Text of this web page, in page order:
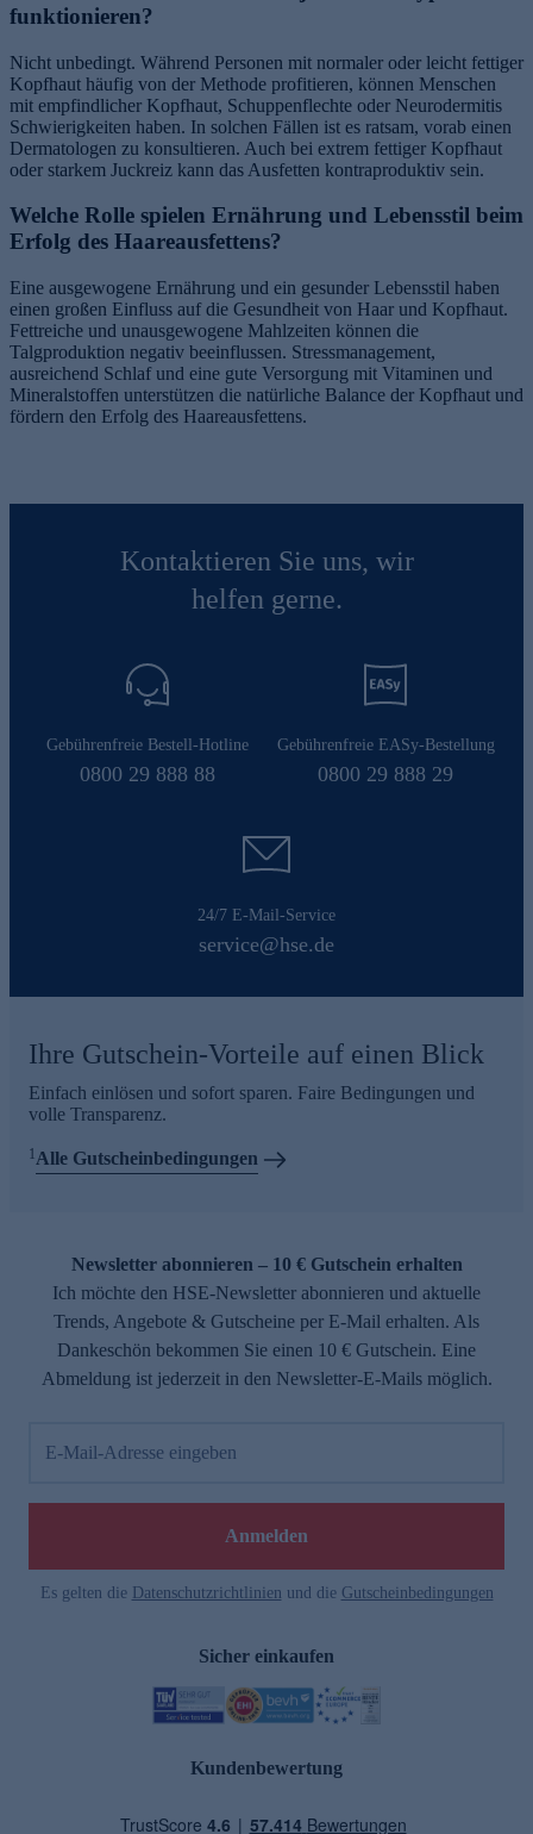
funktionieren?
Nicht unbedingt. Während Personen mit normaler oder leicht fettiger
Kopfhaut häufig von der Methode profitieren, können Menschen
mit empfindlicher Kopfhaut, Schuppenflechte oder Neurodermitis
Schwierigkeiten haben. In solchen Fällen ist es ratsam, vorab einen
Dermatologen zu konsultieren. Auch bei extrem fettiger Kopfhaut
oder starkem Juckreiz kann das Ausfetten kontraproduktiv sein.
Welche Rolle spielen Ernährung und Lebensstil beim
Erfolg des Haareausfettens?
Eine ausgewogene Ernährung und ein gesunder Lebensstil haben
einen großen Einfluss auf die Gesundheit von Haar und Kopfhaut.
Fettreiche und unausgewogene Mahlzeiten können die
Talgproduktion negativ beeinflussen. Stressmanagement,
ausreichend Schlaf und eine gute Versorgung mit Vitaminen und
Mineralstoffen unterstützen die natürliche Balance der Kopfhaut und
fördern den Erfolg des Haareausfettens.
Kontaktieren Sie uns, wir
helfen gerne.
Gebührenfreie Bestell-Hotline
0800 29 888 88
Gebührenfreie EASy-Bestellung
0800 29 888 29
24/7 E-Mail-Service
service@hse.de
Ihre Gutschein-Vorteile auf einen Blick
Einfach einlösen und sofort sparen. Faire Bedingungen und
volle Transparenz.
1Alle Gutscheinbedingungen
Newsletter abonnieren – 10 € Gutschein erhalten
Ich möchte den HSE-Newsletter abonnieren und aktuelle
Trends, Angebote & Gutscheine per E-Mail erhalten. Als
Dankeschön bekommen Sie einen 10 € Gutschein. Eine
Abmeldung ist jederzeit in den Newsletter-E-Mails möglich.
E-Mail-Adresse eingeben
Anmelden
Es gelten die Datenschutzrichtlinien und die Gutscheinbedingungen
Sicher einkaufen
Kundenbewertung